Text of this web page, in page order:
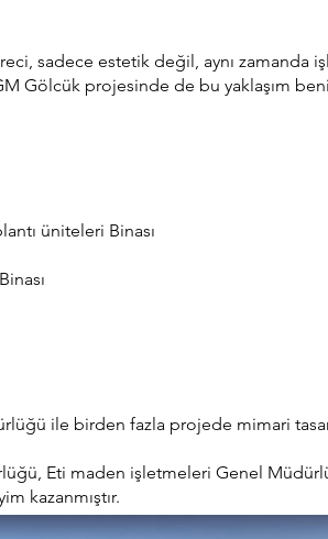
sadece estetik değil, aynı
Gölcük projesinde de bu yaklaşım
üniteleri Binası
ile birden fazla projede mimari
Eti maden işletmeleri Genel
kazanmıştır.